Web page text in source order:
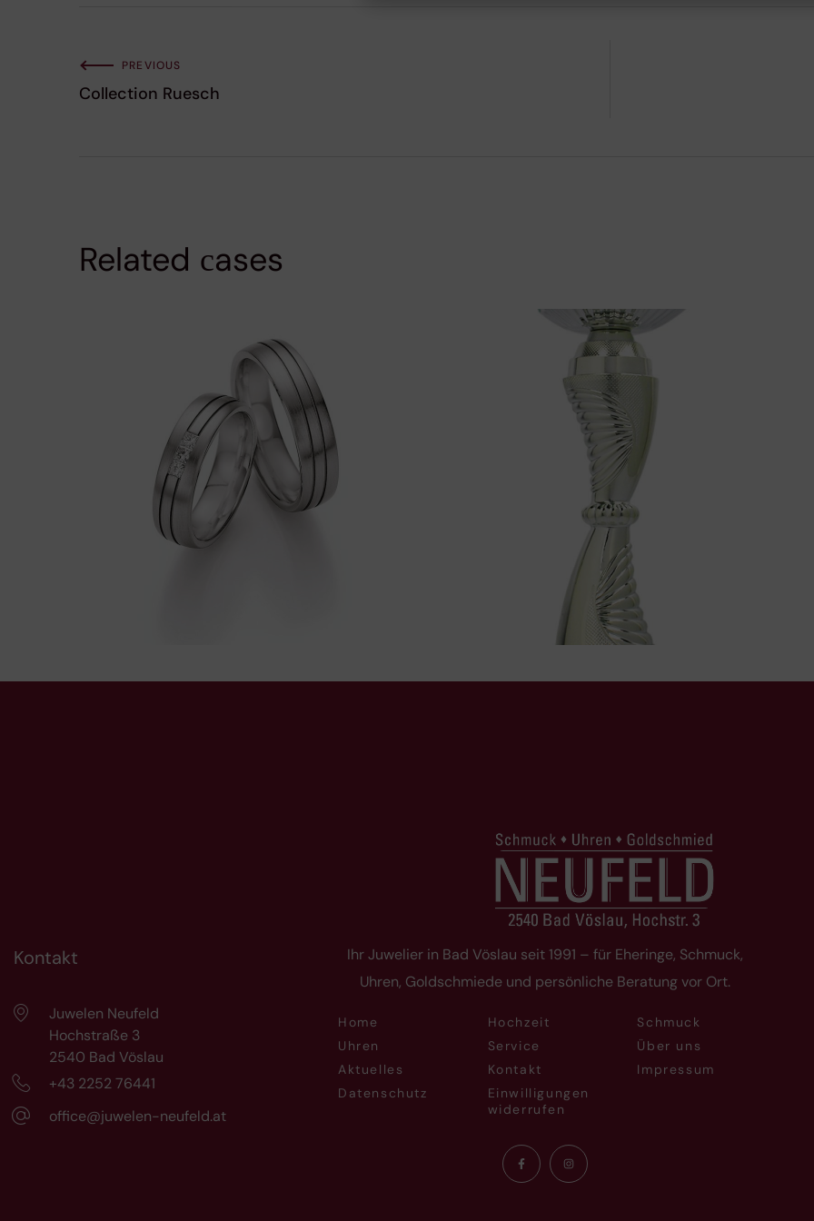
PREVIOUS
Collection Ruesch
Related сases
Pokal
Kontakt
Juwelen Neufeld
Hochstraße 3
2540 Bad Vöslau
+43 2252 76441
office@juwelen-neufeld.at
Ihr Juwelier in Bad Vöslau seit 1991 – für Eheringe, Schmuck,
Uhren, Goldschmiede und persönliche Beratung vor Ort.
Home Hochzeit
Schmuck
Uhren
Service
Über uns
Aktuelles
Kontakt
Impressum
Datenschutz
Einwilligungen
widerrufen